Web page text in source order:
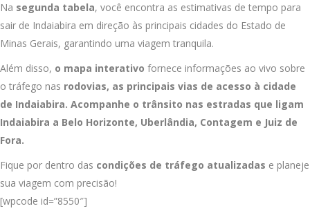
Na segunda tabela, você encontra as estimativas de tempo para
sair de Indaiabira em direção às principais cidades do Estado de
Minas Gerais, garantindo uma viagem tranquila.
Além disso, o mapa interativo fornece informações ao vivo sobre
o tráfego nas rodovias, as principais vias de acesso à cidade
de Indaiabira. Acompanhe o trânsito nas estradas que ligam
Indaiabira a Belo Horizonte, Uberlândia, Contagem e Juiz de
Fora.
Fique por dentro das condições de tráfego atualizadas e planeje
sua viagem com precisão!
[wpcode id=”8550″]